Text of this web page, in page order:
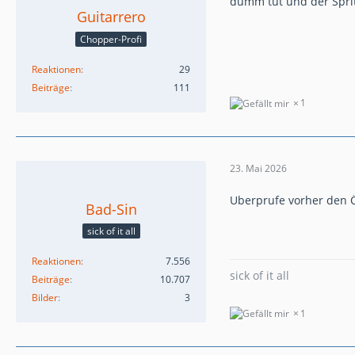
Guitarrero
Chopper-Profi
Reaktionen
29
Beiträge
111
1
Bad-Sin
sick of it all
Reaktionen
7.556
Beiträge
10.707
Bilder
3
23. Mai 2026
Uberprufe vorher den
sick of it all
1